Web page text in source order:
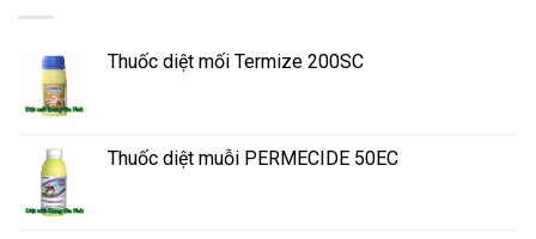
Thuốc diệt mối Termize 200SC
Thuốc diệt muỗi PERMECIDE 50EC